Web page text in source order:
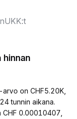
UKK:t
on CHF5.20K,
tunnin aikana.
0.00010407,